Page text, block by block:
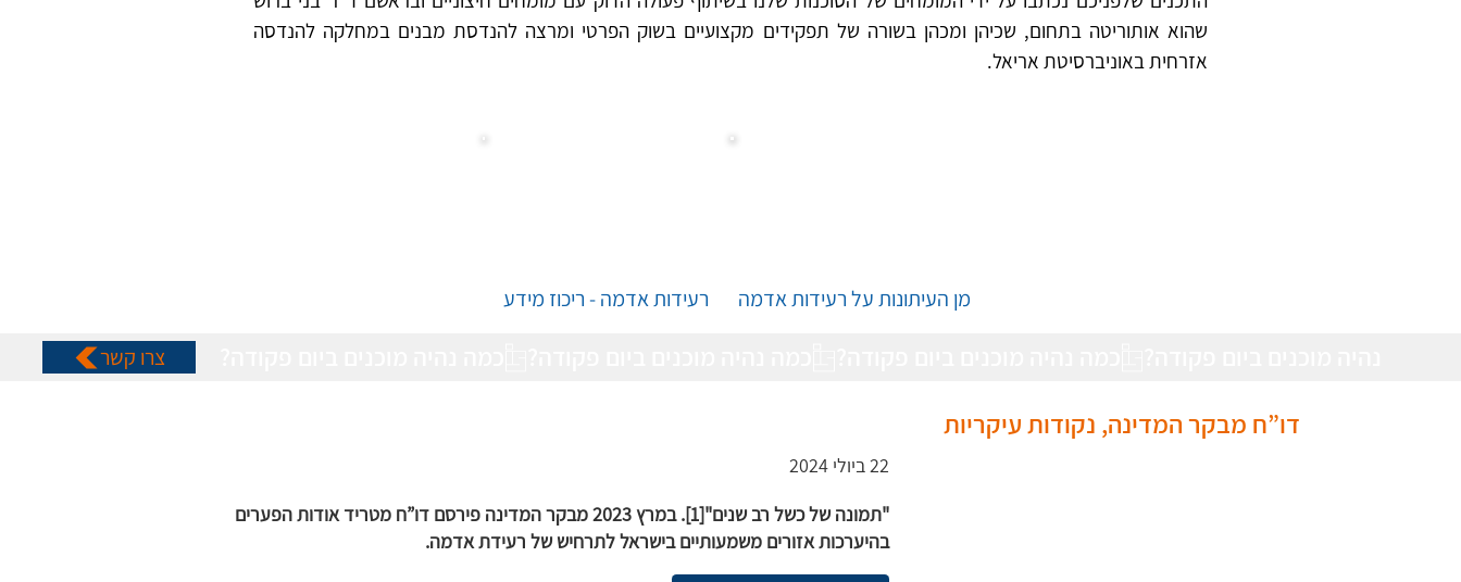
אזרחית באוניברסיטת אריאל.
רעידות אדמה - ריכוז מידע מן העיתונות על רעידות אדמה
צרו קשר
דו”ח מבקר המדינה, נקודות עיקריות
22 ביולי 2024
"תמונה של כשל רב שנים"[1]. במרץ 2023 מבקר המדינה פירסם דו”ח מטריד אודות הפערים
בהיערכות אזורים משמעותיים בישראל לתרחיש של רעידת אדמה.